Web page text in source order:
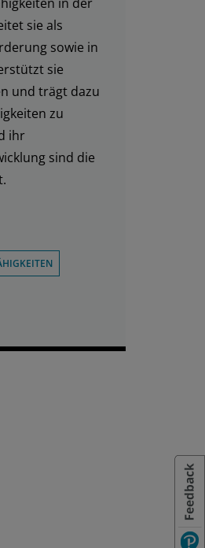
sie als
sowie in
sie
und trägt dazu
zu
ihr
sind die